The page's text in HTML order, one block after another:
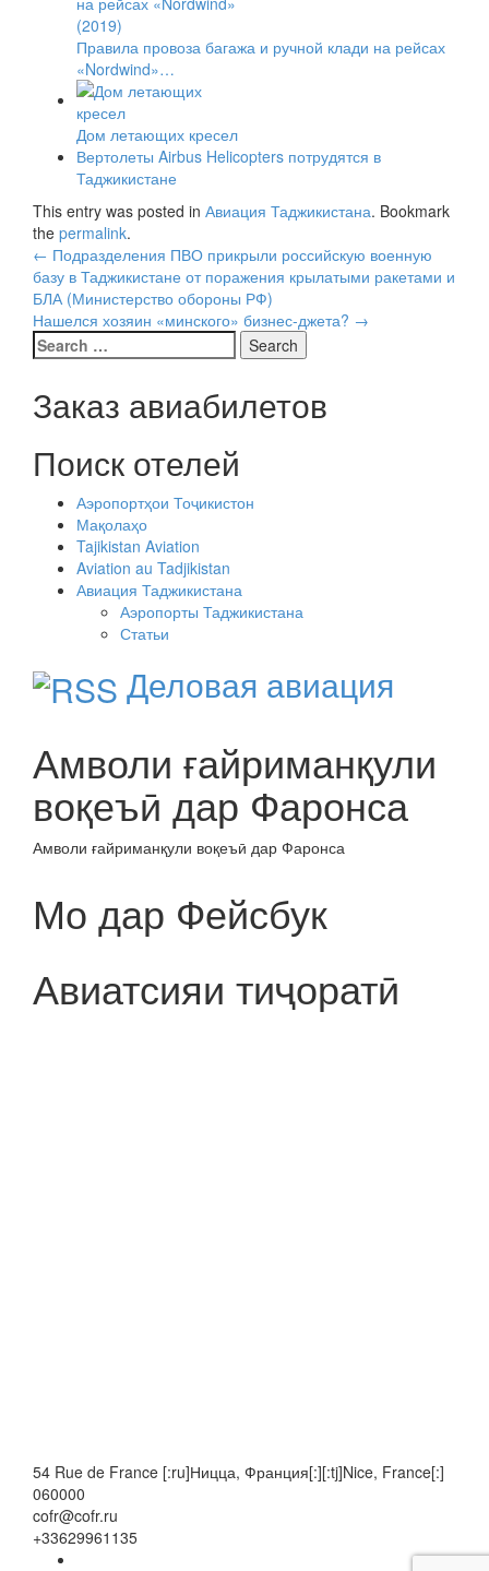
Правила провоза багажа и ручной клади на рейсах
«Nordwind»…
Дом летающих кресел
Вертолеты Airbus Helicopters потрудятся в
Таджикистане
This entry was posted in Авиация Таджикистана. Bookmark
the permalink.
Post
navigation
← Подразделения ПВО прикрыли российскую военную
базу в Таджикистане от поражения крылатыми ракетами и
БЛА (Министерство обороны РФ)
Нашелся хозяин «минского» бизнес-джета? →
Search
for:
Заказ авиабилетов
Поиск отелей
Аэропортҳои Тоҷикистон
Мақолаҳо
Tajikistan Aviation
Aviation au Tadjikistan
Авиация Таджикистана
Аэропорты Таджикистана
Статьи
Деловая авиация
Амволи ғайриманқули
воқеъӣ дар Фаронса
Амволи ғайриманқули воқеъӣ дар Фаронса
Мо дар Фейсбук
Авиатсияи тиҷоратӣ
54 Rue de France [:ru]Ницца, Франция[:][:tj]Nice, France[:]
060000
cofr@cofr.ru
+33629961135